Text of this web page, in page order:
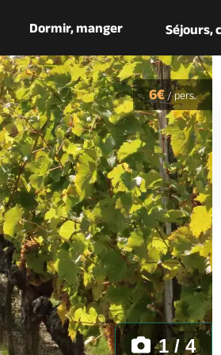
Dormir, manger Séjours,
1 / 4
6€/pers.